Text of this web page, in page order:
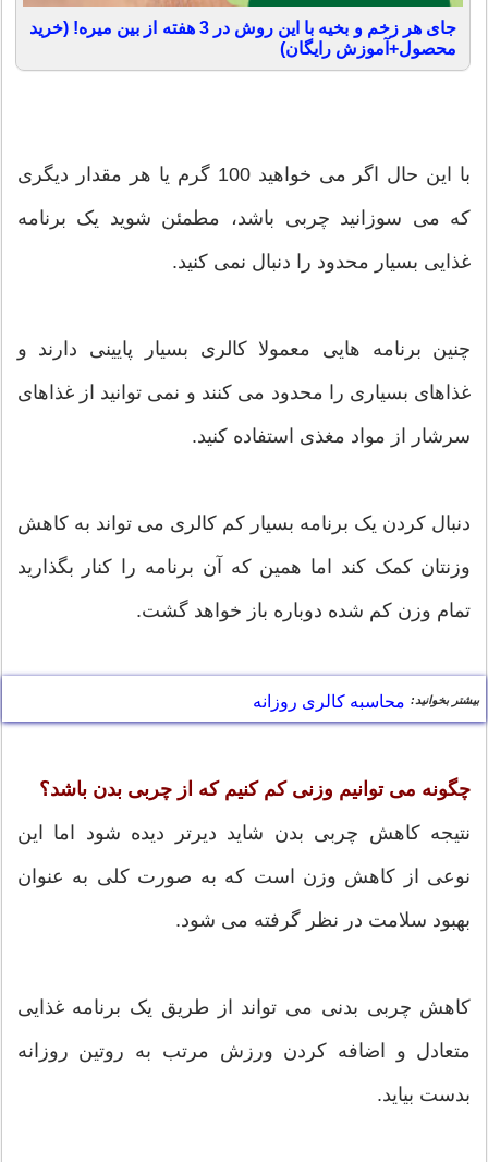
جای هر زخم و بخیه با این روش در 3 هفته از بین میره! (خرید
محصول+آموزش رایگان)
با این حال اگر می خواهید 100 گرم یا هر مقدار دیگری
که می سوزانید چربی باشد، مطمئن شوید یک برنامه
غذایی بسیار محدود را دنبال نمی کنید.
چنین برنامه هایی معمولا کالری بسیار پایینی دارند و
غذاهای بسیاری را محدود می کنند و نمی توانید از غذاهای
سرشار از مواد مغذی استفاده کنید.
دنبال کردن یک برنامه بسیار کم کالری می تواند به کاهش
وزنتان کمک کند اما همین که آن برنامه را کنار بگذارید
تمام وزن کم شده دوباره باز خواهد گشت.
بیشتر بخوانید: محاسبه کالری روزانه
چگونه می توانیم وزنی کم کنیم که از چربی بدن باشد؟
نتیجه کاهش چربی بدن شاید دیرتر دیده شود اما این
نوعی از کاهش وزن است که به صورت کلی به عنوان
بهبود سلامت در نظر گرفته می شود.
کاهش چربی بدنی می تواند از طریق یک برنامه غذایی
متعادل و اضافه کردن ورزش مرتب به روتین روزانه
بدست بیاید.